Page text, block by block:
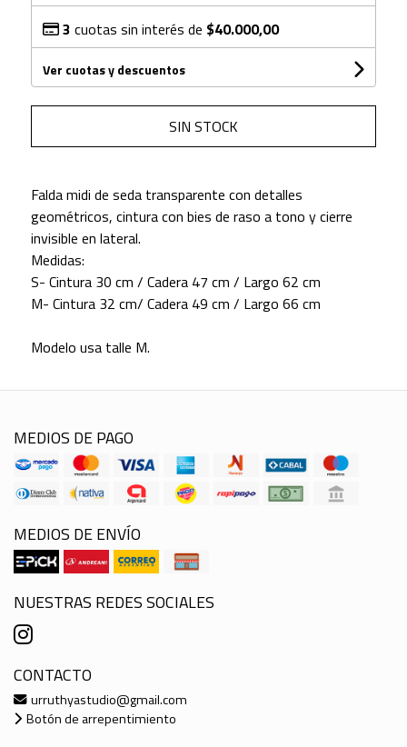
3 cuotas sin interés de $40.000,00
Ver cuotas y descuentos
SIN STOCK
Falda midi de seda transparente con detalles
geométricos, cintura con bies de raso a tono y cierre
invisible en lateral.
Medidas:
S- Cintura 30 cm / Cadera 47 cm / Largo 62 cm
M- Cintura 32 cm/ Cadera 49 cm / Largo 66 cm
Modelo usa talle M.
MEDIOS DE PAGO
MEDIOS DE ENVÍO
NUESTRAS REDES SOCIALES
CONTACTO
urruthyastudio@gmail.com
Botón de arrepentimiento